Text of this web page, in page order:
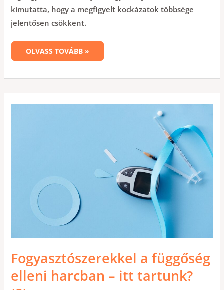
kimutatta, hogy a megfigyelt kockázatok többsége
jelentősen csökkent.
OLVASS TOVÁBB »
Fogyasztószerekkel a függőség
elleni harcban – itt tartunk?
FOGYASZTÓSZEREKKEL